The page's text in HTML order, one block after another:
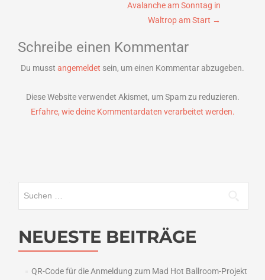
Avalanche am Sonntag in
Waltrop am Start →
Schreibe einen Kommentar
Du musst angemeldet sein, um einen Kommentar abzugeben.
Diese Website verwendet Akismet, um Spam zu reduzieren.
Erfahre, wie deine Kommentardaten verarbeitet werden.
NEUESTE BEITRÄGE
QR-Code für die Anmeldung zum Mad Hot Ballroom-Projekt